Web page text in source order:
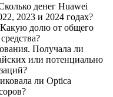
денег Huawei
2023 и 2024 годах?
долю от общего
Получала ли
или потенциально
ли Optica